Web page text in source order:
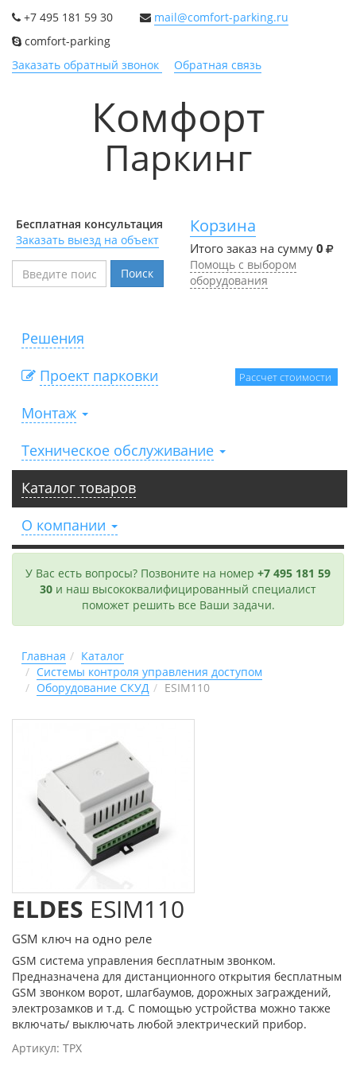
+7 495 181 59 30
mail@comfort-parking.ru
comfort-parking
Заказать обратный звонок
Обратная связь
Комфорт
Паркинг
Бесплатная консультация
Заказать выезд на объект
Поиск
Корзина
Итого заказ на сумму 0
Помощь с выбором
оборудования
Решения
Рассчет стоимости
Проект парковки
Монтаж
Техническое обслуживание
Каталог товаров
О компании
У Вас есть вопросы? Позвоните на номер +7 495 181 59
30 и наш высококвалифицированный специалист
поможет решить все Ваши задачи.
Главная
Каталог
Системы контроля управления доступом
Оборудование СКУД
ESIM110
ELDES ESIM110
GSM ключ на одно реле
GSM система управления бесплатным звонком.
Предназначена для дистанционного открытия бесплатным
GSM звонком ворот, шлагбаумов, дорожных заграждений,
электрозамков и т.д. С помощью устройства можно также
включать/ выключать любой электрический прибор.
Артикул: TPX